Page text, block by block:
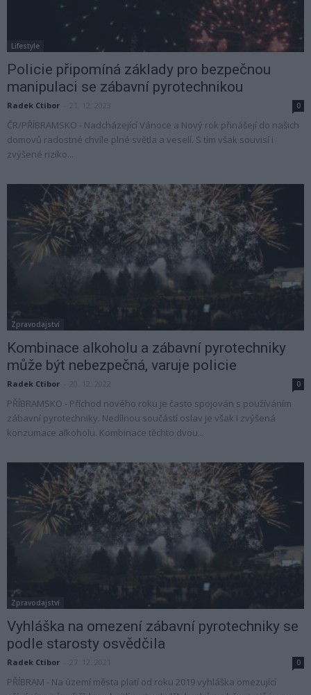
Lifestyle
Policie připomíná základy pro bezpečnou
manipulaci se zábavní pyrotechnikou
Radek Ctibor 0
ČR/PŘÍBRAMSKO - Nadcházející Vánoce a Nový rok přinášejí do našich
domovů radostné chvíle plné světla a veselí. S tím však souvisí i
zvýšené riziko...
Zpravodajství
Kombinace alkoholu a zábavní pyrotechniky
může být nebezpečná, varuje policie
Radek Ctibor 0
PŘÍBRAMSKO - Příchod nového roku je často spojován s používáním
zábavní pyrotechniky. Nedílnou součástí oslav je však i zvýšená
konzumace alkoholu. Kombinace těchto dvou...
Zpravodajství
Vyhláška na omezení zábavní pyrotechniky se
podle starosty osvědčila
Radek Ctibor 0
PŘÍBRAM - Na území města platí od roku 2019 vyhláška omezující